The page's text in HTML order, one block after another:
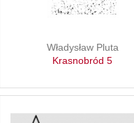
Władysław Pluta
Krasnobród 5